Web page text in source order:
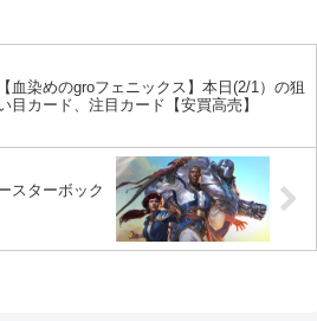
【血染めのgroフェニックス】本日(2/1）の狙
目カード、注目カード【安買高売】
スターボック